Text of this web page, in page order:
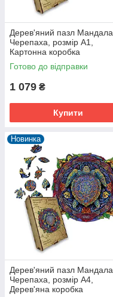
Дерев'яний пазл Мандала
Черепаха, розмір А1,
Картонна коробка
Готово до відправки
1 079 ₴
Купити
Новинка
Дерев'яний пазл Мандала
Черепаха, розмір А4,
Дерев'яна коробка